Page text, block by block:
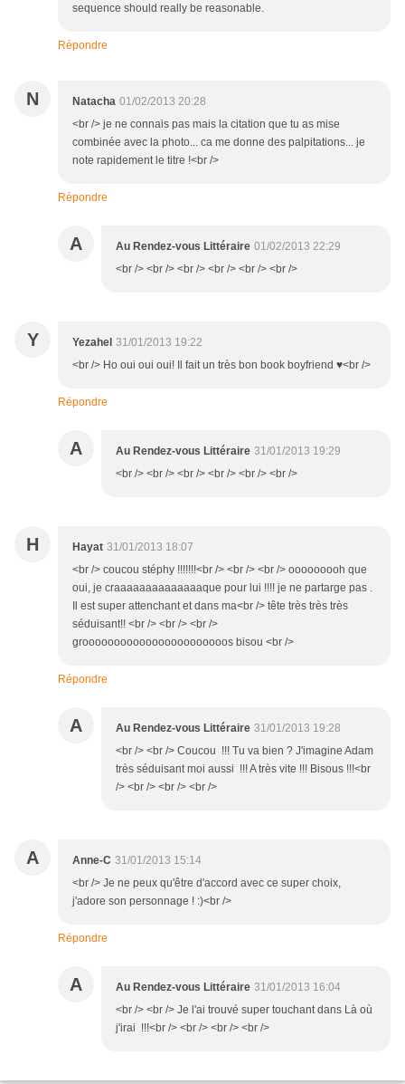
sequence should really be reasonable.
Répondre
N Natacha 01/02/2013 20:28
<br /> je ne connais pas mais la citation que tu as mise
combinée avec la photo... ca me donne des palpitations... je
note rapidement le titre !<br />
Répondre
A Au Rendez-vous Littéraire 01/02/2013 22:29
<br /> <br /> <br /> <br /> <br /> <br />
Y Yezahel 31/01/2013 19:22
<br /> Ho oui oui oui! Il fait un très bon book boyfriend ♥<br />
Répondre
A Au Rendez-vous Littéraire 31/01/2013 19:29
<br /> <br /> <br /> <br /> <br /> <br />
H Hayat 31/01/2013 18:07
<br /> coucou stéphy !!!!!!!<br /> <br /> <br /> ooooooooh que
oui, je craaaaaaaaaaaaaaque pour lui !!!! je ne partarge pas .
Il est super attenchant et dans ma<br /> tête très très très
séduisant!! <br /> <br /> <br />
grooooooooooooooooooooooos bisou <br />
Répondre
A Au Rendez-vous Littéraire 31/01/2013 19:28
<br /> <br /> Coucou !!! Tu va bien ? J'imagine Adam
très séduisant moi aussi !!! A très vite !!! Bisous !!!<br
/> <br /> <br /> <br />
A Anne-C 31/01/2013 15:14
<br /> Je ne peux qu'être d'accord avec ce super choix,
j'adore son personnage ! :)<br />
Répondre
A Au Rendez-vous Littéraire 31/01/2013 16:04
<br /> <br /> Je l'ai trouvé super touchant dans Là où
j'irai !!!<br /> <br /> <br /> <br />